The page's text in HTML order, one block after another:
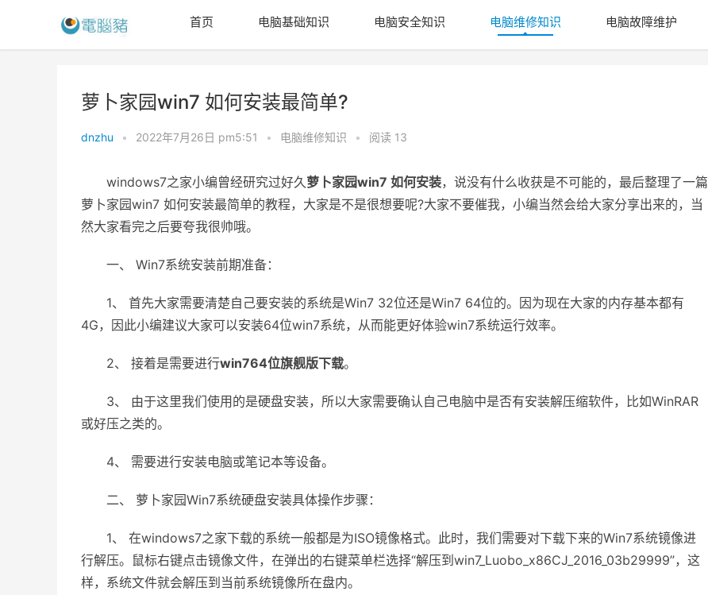
首页 电脑基础知识 电脑安全知识 电脑维修知识 电脑故障维护
萝卜家园win7 如何安装最简单?
dnzhu • 2022年7月26日 pm5:51 • 电脑维修知识 • 阅读 13
windows7之家小编曾经研究过好久萝卜家园win7 如何安装，说没有什么收获是不可能的，最后整理了一篇
萝卜家园win7 如何安装最简单的教程，大家是不是很想要呢?大家不要催我，小编当然会给大家分享出来的，当
然大家看完之后要夸我很帅哦。
一、 Win7系统安装前期准备：
1、 首先大家需要清楚自己要安装的系统是Win7 32位还是Win7 64位的。因为现在大家的内存基本都有
4G，因此小编建议大家可以安装64位win7系统，从而能更好体验win7系统运行效率。
2、 接着是需要进行win764位旗舰版下载。
3、 由于这里我们使用的是硬盘安装，所以大家需要确认自己电脑中是否有安装解压缩软件，比如WinRAR
或好压之类的。
4、 需要进行安装电脑或笔记本等设备。
二、 萝卜家园Win7系统硬盘安装具体操作步骤：
1、 在windows7之家下载的系统一般都是为ISO镜像格式。此时，我们需要对下载下来的Win7系统镜像进
行解压。鼠标右键点击镜像文件，在弹出的右键菜单栏选择“解压到win7_Luobo_x86CJ_2016_03b29999”，这
样，系统文件就会解压到当前系统镜像所在盘内。